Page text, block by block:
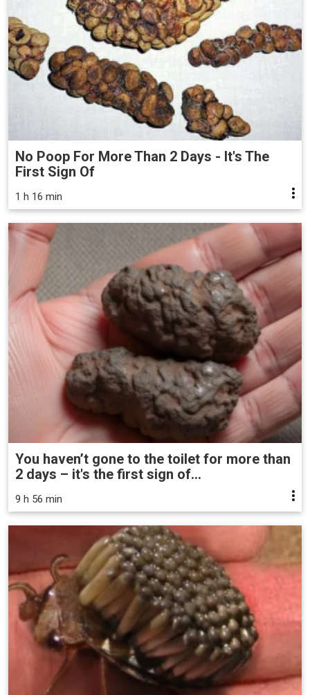
No Poop For More Than 2 Days - It's The
First Sign Of
1 h 16 min
You haven’t gone to the toilet for more than
2 days – it's the first sign of...
9 h 56 min